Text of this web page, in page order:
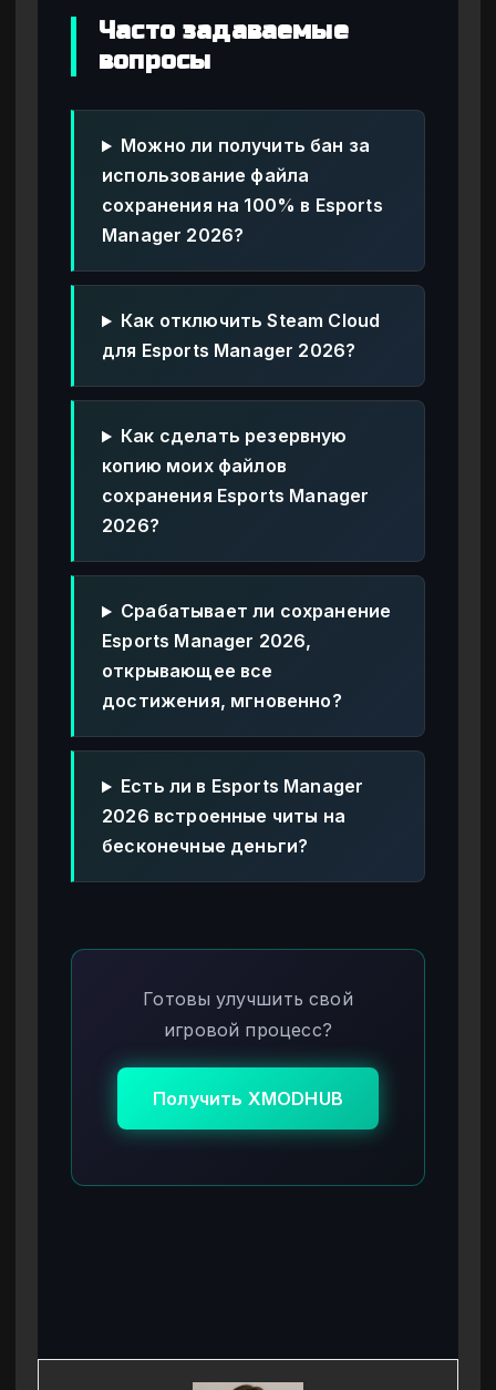
Часто задаваемые
вопросы
Можно ли получить бан за
использование файла
сохранения на 100% в Esports
Manager 2026?
Как отключить Steam Cloud
для Esports Manager 2026?
Как сделать резервную
копию моих файлов
сохранения Esports Manager
2026?
Срабатывает ли сохранение
Esports Manager 2026,
открывающее все
достижения, мгновенно?
Есть ли в Esports Manager
2026 встроенные читы на
бесконечные деньги?
Готовы улучшить свой
игровой процесс?
Получить XMODHUB